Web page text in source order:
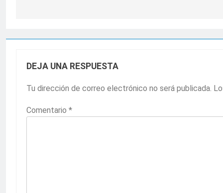
DEJA UNA RESPUESTA
Tu dirección de correo electrónico no será publicada.
Comentario *